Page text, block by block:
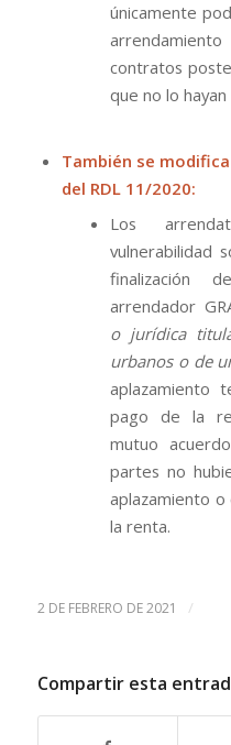
únicamente
contratos
que no lo
También se
del RDL 11/2020:
Los
vulnerabilidad
finalización
arrendador
o jurídica
urbanos o de
aplazamiento
pago de la
mutuo
partes no
aplazamiento
la renta.
2 DE FEBRERO DE 2021 /
Compartir esta